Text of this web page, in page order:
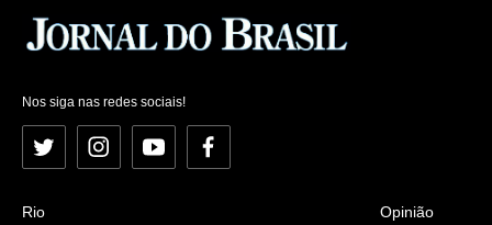
Nos siga nas redes sociais!
Twitter InstagramYouTubeFacebook
Rio
Opinião